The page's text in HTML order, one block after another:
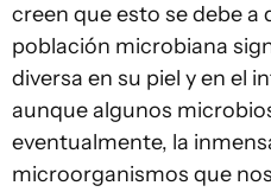
creen que esto se debe a
población microbiana
diversa en su piel y en el
aunque algunos
eventualmente, la
microorganismos que